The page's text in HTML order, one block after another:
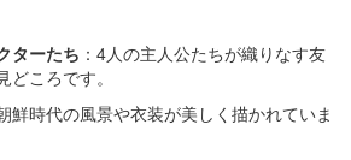
ターたち ：​4人の主人公たちが織りなす友
ころです。
鮮時代の風景や衣装が美しく描かれていま